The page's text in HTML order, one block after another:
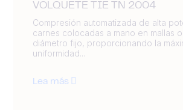
VOLQUETE TIE TN 2004
Compresión automatizada de alta
carnes colocadas a mano en mallas
diámetro fijo, proporcionando la
uniformidad...
Lea más